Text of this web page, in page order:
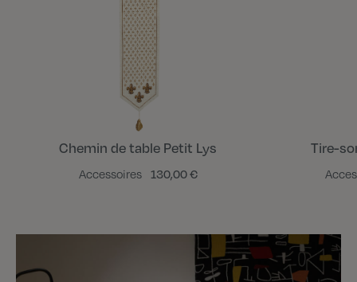
Chemin de table Petit Lys
Accessoires 130,00 €
Tire-